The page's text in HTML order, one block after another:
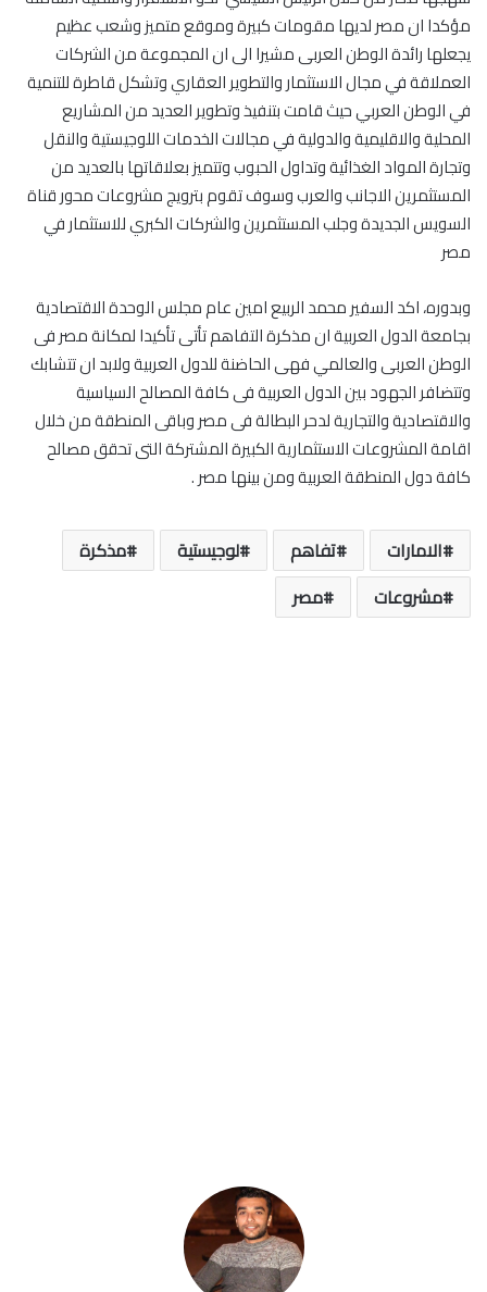
مؤكدا ان مصر لديها مقومات كبيرة وموقع متميز وشعب عظيم
يجعلها رائدة الوطن العربى مشيرا الى ان المجموعة من الشركات
العملاقة في مجال الاستثمار والتطوير العقاري وتشكل قاطرة للتنمية
في الوطن العربي حيث قامت بتنفيذ وتطوير العديد من المشاريع
المحلية والاقليمية والدولية في مجالات الخدمات اللوجيستية والنقل
وتجارة المواد الغذائية وتداول الحبوب وتتميز بعلاقاتها بالعديد من
المستثمرين الاجانب والعرب وسوف تقوم بترويج مشروعات محور قناة
السويس الجديدة وجلب المستثمرين والشركات الكبري للاستثمار في
مصر
وبدوره، اكد السفير محمد الربيع امين عام مجلس الوحدة الاقتصادية
بجامعة الدول العربية ان مذكرة التفاهم تأتى تأكيدا لمكانة مصر فى
الوطن العربى والعالمي فهى الحاضنة للدول العربية ولابد ان تتشابك
وتتضافر الجهود بين الدول العربية فى كافة المصالح السياسية
والاقتصادية والتجارية لدحر البطالة فى مصر وباقى المنطقة من خلال
اقامة المشروعات الاستثمارية الكبيرة المشتركة التى تحقق مصالح
كافة دول المنطقة العربية ومن بينها مصر .
الامارات تفاهم لوجيستية
مذكرة
مشروعات
مصر